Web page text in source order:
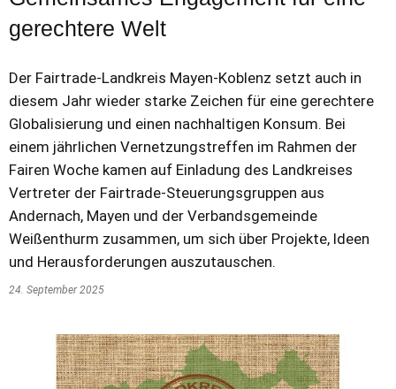
gerechtere Welt
Der Fairtrade-Landkreis Mayen-Koblenz setzt auch in
diesem Jahr wieder starke Zeichen für eine gerechtere
Globalisierung und einen nachhaltigen Konsum. Bei
einem jährlichen Vernetzungstreffen im Rahmen der
Fairen Woche kamen auf Einladung des Landkreises
Vertreter der Fairtrade-Steuerungsgruppen aus
Andernach, Mayen und der Verbandsgemeinde
Weißenthurm zusammen, um sich über Projekte, Ideen
und Herausforderungen auszutauschen.
24. September 2025